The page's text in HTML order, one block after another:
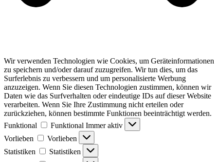
Wir verwenden Technologien wie Cookies, um Geräteinformationen
zu speichern und/oder darauf zuzugreifen. Wir tun dies, um das
Surferlebnis zu verbessern und um personalisierte Werbung
anzuzeigen. Wenn Sie diesen Technologien zustimmen, können wir
Daten wie das Surfverhalten oder eindeutige IDs auf dieser Website
verarbeiten. Wenn Sie Ihre Zustimmung nicht erteilen oder
zurückziehen, können bestimmte Funktionen beeinträchtigt werden.
Funktional
Funktional Immer aktiv
Vorlieben
Vorlieben
Statistiken
Statistiken